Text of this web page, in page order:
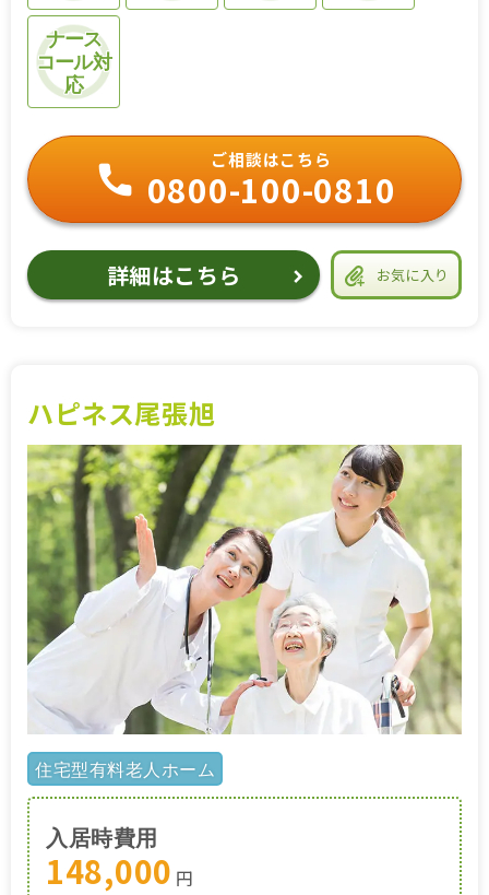
ナース
コール対
応
お気に入り
ご相談はこちら
0800-100-0810
詳細はこちら
ハピネス尾張旭
住宅型有料老人ホーム
入居時費用
148,000 円